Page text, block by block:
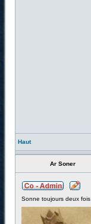
Haut
Ar Soner
Sonne toujours deux fois